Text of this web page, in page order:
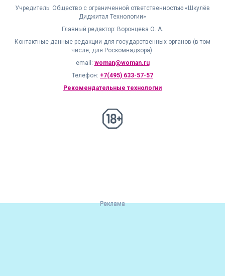
Учредитель: Общество с ограниченной ответственностью «Шкулёв
Диджитал Технологии»
Главный редактор: Воронцева О. А.
Контактные данные редакции для государственных органов (в том
числе, для Роскомнадзора):
email: woman@woman.ru
Телефон: +7(495) 633-57-57
Рекомендательные технологии
18+